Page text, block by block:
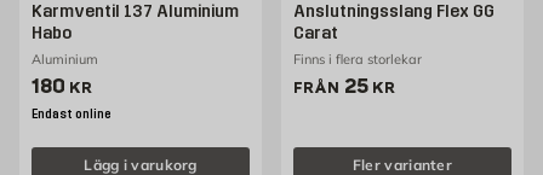
Karmventil 137 Aluminium
Habo
Aluminium
Pris 180 kr
180 KR
Endast online
Lägg i varukorg
Anslutningsslang Flex GG
Carat
Finns i flera storlekar
FRÅN Pris 25 kr
25 KR
Fler varianter